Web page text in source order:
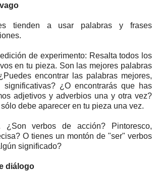
tienden a usar palabras y frases
de experimento: Resalta todos los
en tu pieza. Son las mejores palabras
encontrar las palabras mejores,
¿O encontrarás que has
adjetivos y adverbios una y otra vez?
debe aparecer en tu pieza una vez.
¿Son verbos de acción? Pintoresco,
O tienes un montón de "ser" verbos
significado?
diálogo